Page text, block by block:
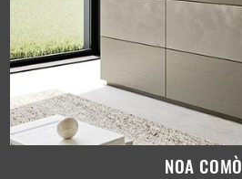
NOA COMÒ